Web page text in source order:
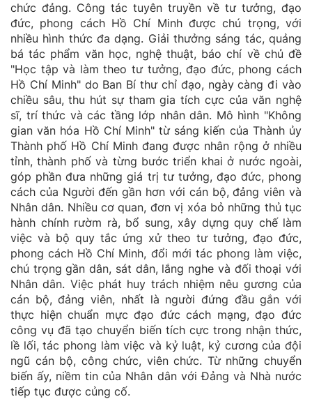
chức đảng. Công tác tuyên truyền về tư tưởng, đạo
đức, phong cách Hồ Chí Minh được chú trọng, với
nhiều hình thức đa dạng. Giải thưởng sáng tác, quảng
bá tác phẩm văn học, nghệ thuật, báo chí về chủ đề
"Học tập và làm theo tư tưởng, đạo đức, phong cách
Hồ Chí Minh" do Ban Bí thư chỉ đạo, ngày càng đi vào
chiều sâu, thu hút sự tham gia tích cực của văn nghệ
sĩ, trí thức và các tầng lớp nhân dân. Mô hình "Không
gian văn hóa Hồ Chí Minh" từ sáng kiến của Thành ủy
Thành phố Hồ Chí Minh đang được nhân rộng ở nhiều
tỉnh, thành phố và từng bước triển khai ở nước ngoài,
góp phần đưa những giá trị tư tưởng, đạo đức, phong
cách của Người đến gần hơn với cán bộ, đảng viên và
Nhân dân. Nhiều cơ quan, đơn vị xóa bỏ những thủ tục
hành chính rườm rà, bổ sung, xây dựng quy chế làm
việc và bộ quy tắc ứng xử theo tư tưởng, đạo đức,
phong cách Hồ Chí Minh, đổi mới tác phong làm việc,
chú trọng gần dân, sát dân, lắng nghe và đối thoại với
Nhân dân. Việc phát huy trách nhiệm nêu gương của
cán bộ, đảng viên, nhất là người đứng đầu gắn với
thực hiện chuẩn mực đạo đức cách mạng, đạo đức
công vụ đã tạo chuyển biến tích cực trong nhận thức,
lề lối, tác phong làm việc và kỷ luật, kỷ cương của đội
ngũ cán bộ, công chức, viên chức. Từ những chuyển
biến ấy, niềm tin của Nhân dân với Đảng và Nhà nước
tiếp tục được củng cố.